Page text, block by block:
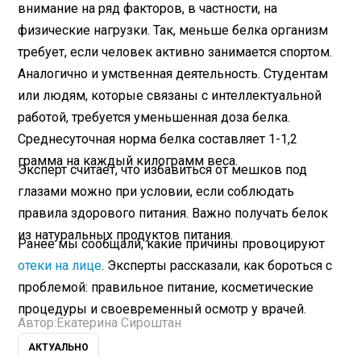
внимание на ряд факторов, в частности, на
физические нагрузки. Так, меньше белка организм
требует, если человек активно занимается спортом.
Аналогично и умственная деятельность. Студентам
или людям, которые связаны с интеллектуальной
работой, требуется уменьшенная доза белка.
Среднесуточная норма белка составляет 1-1,2
грамма на каждый килограмм веса.
Эксперт считает, что избавиться от мешков под
глазами можно при условии, если соблюдать
правила здорового питания. Важно получать белок
из натуральных продуктов питания.
Ранее мы сообщали, какие причины провоцируют
отеки на лице. Эксперты рассказали, как бороться с
проблемой: правильное питание, косметические
процедуры и своевременный осмотр у врачей.
Автор: Екатерина Сироштан
АКТУАЛЬНО